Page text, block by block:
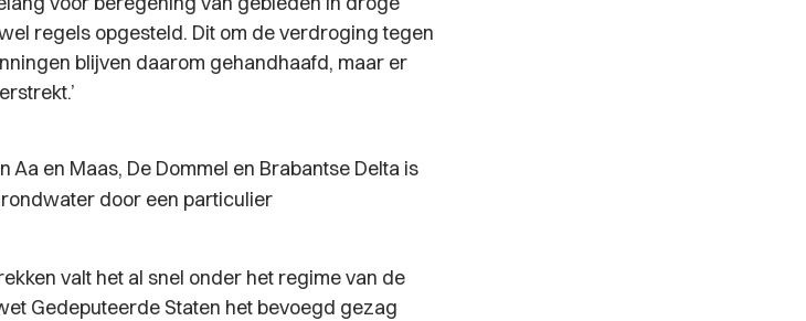
regels opgesteld. Dit om de verdroging tegen
blijven daarom gehandhaafd, maar er
en Maas, De Dommel en Brabantse Delta is
door een particulier
valt het al snel onder het regime van de
Gedeputeerde Staten het bevoegd gezag